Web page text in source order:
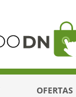
OFERTAS